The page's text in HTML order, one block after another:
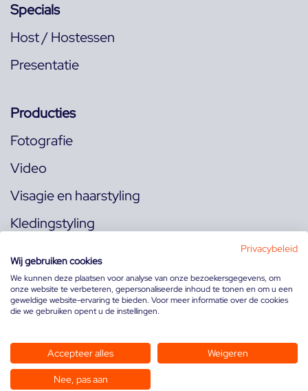
Specials
Host / Hostessen
Presentatie
Producties
Fotografie
Video
Visagie en haarstyling
Kledingstyling
Volg ons op:
Privacybeleid
Wij gebruiken cookies
We kunnen deze plaatsen voor analyse van onze bezoekersgegevens, om
onze website te verbeteren, gepersonaliseerde inhoud te tonen en om u een
geweldige website-ervaring te bieden. Voor meer informatie over de cookies
die we gebruiken opent u de instellingen.
Accepteer alles Weigeren
Nee, pas aan